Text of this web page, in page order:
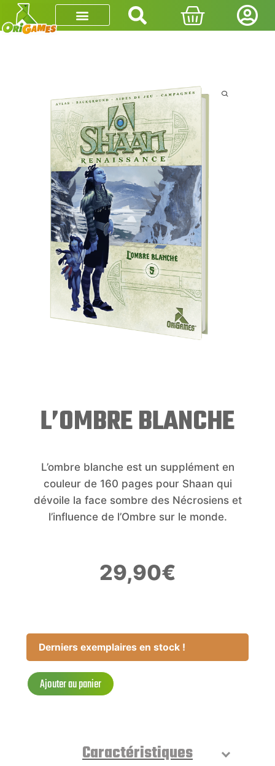
L’OMBRE BLANCHE
L’ombre blanche est un supplément en
couleur de 160 pages pour Shaan qui
dévoile la face sombre des Nécrosiens et
l’influence de l’Ombre sur le monde.
29,90€
Derniers exemplaires en stock !
Ajouter au panier
Caractéristiques